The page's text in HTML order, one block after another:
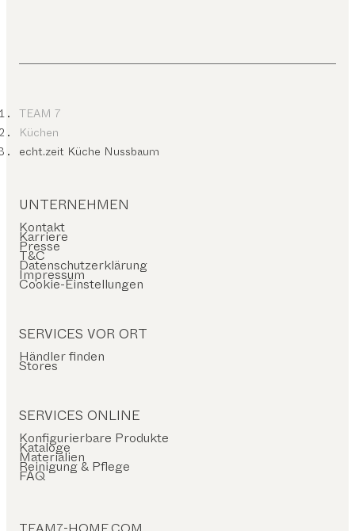
TEAM 7
Küchen
echt.zeit Küche Nussbaum
UNTERNEHMEN
Kontakt
Karriere
Presse
T&C
Datenschutzerklärung
Impressum
Cookie-Einstellungen
SERVICES VOR ORT
Händler finden
Stores
SERVICES ONLINE
Konfigurierbare Produkte
Kataloge
Materialien
Reinigung & Pflege
FAQ